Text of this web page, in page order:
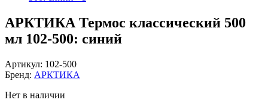
АРКТИКА Термос классический 500
мл 102-500: синий
Артикул: 102-500
Бренд: АРКТИКА
Нет в наличии